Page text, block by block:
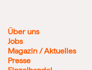
Über uns
Jobs
Magazin / Aktuelles
Presse